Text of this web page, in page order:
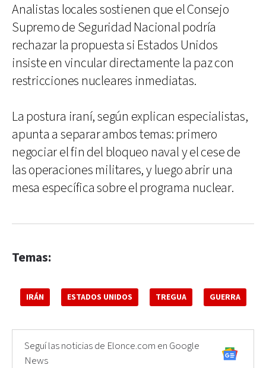
Analistas locales sostienen que el Consejo
Supremo de Seguridad Nacional podría
rechazar la propuesta si Estados Unidos
insiste en vincular directamente la paz con
restricciones nucleares inmediatas.
La postura iraní, según explican especialistas,
apunta a separar ambos temas: primero
negociar el fin del bloqueo naval y el cese de
las operaciones militares, y luego abrir una
mesa específica sobre el programa nuclear.
Temas:
IRÁN ESTADOS UNIDOS TREGUA GUERRA
Seguí las noticias de Elonce.com en Google
News